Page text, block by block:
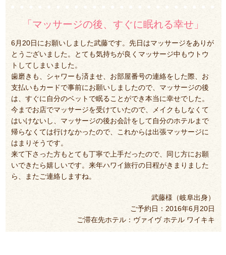
「マッサージの後、すぐに眠れる幸せ」
6月20日にお願いしました武藤です。先日はマッサージをありが
とうございました。とても気持ちが良くマッサージ中もウトウ
トしてしまいました。
歯磨きも、シャワーも済ませ、お部屋番号の連絡をした際、お
支払いもカードで事前にお願いしましたので、マッサージの後
は、すぐに自分のベットで眠ることができ本当に幸せでした。
今までお店でマッサージを受けていたので、メイクもしなくて
はいけないし、マッサージの後お会計をして自分のホテルまで
帰らなくては行けなかったので、これからは出張マッサージに
はまりそうです。
来て下さった方もとても丁寧で上手だったので、同じ方にお願
いできたら嬉しいです。来年ハワイ旅行の日程がきまりました
ら、またご連絡しますね。
武藤様（岐阜出身）
ご予約日：2016年6月20日
ご滞在先ホテル：ヴァイヴ ホテル ワイキキ